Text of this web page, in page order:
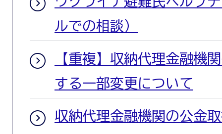
ルでの相談）
【重複】収納代理金融機
する一部変更について
収納代理金融機関の公金